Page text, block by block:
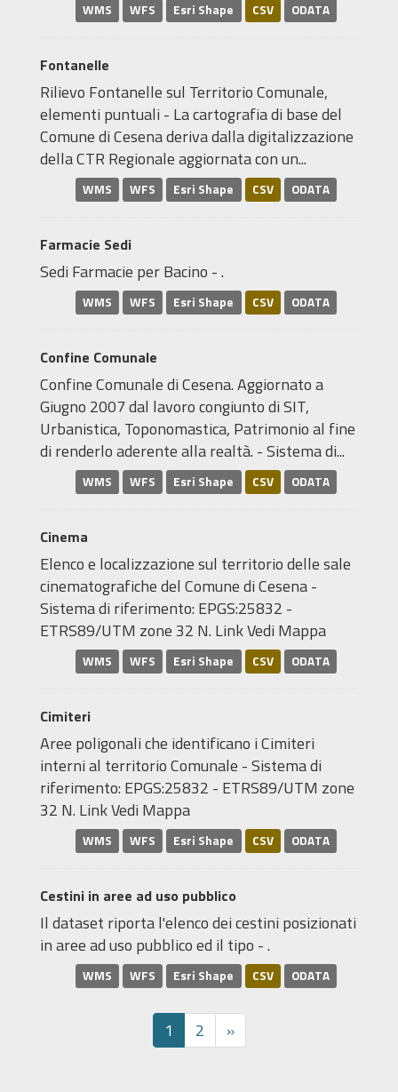
WMS WFS Esri Shape CSV ODATA
Fontanelle
Rilievo Fontanelle sul Territorio Comunale,
elementi puntuali - La cartografia di base del
Comune di Cesena deriva dalla digitalizzazione
della CTR Regionale aggiornata con un...
WMS WFS Esri Shape CSV ODATA
Farmacie Sedi
Sedi Farmacie per Bacino - .
WMS WFS Esri Shape CSV ODATA
Confine Comunale
Confine Comunale di Cesena. Aggiornato a
Giugno 2007 dal lavoro congiunto di SIT,
Urbanistica, Toponomastica, Patrimonio al fine
di renderlo aderente alla realtà. - Sistema di...
WMS WFS Esri Shape CSV ODATA
Cinema
Elenco e localizzazione sul territorio delle sale
cinematografiche del Comune di Cesena -
Sistema di riferimento: EPGS:25832 -
ETRS89/UTM zone 32 N. Link Vedi Mappa
WMS WFS Esri Shape CSV ODATA
Cimiteri
Aree poligonali che identificano i Cimiteri
interni al territorio Comunale - Sistema di
riferimento: EPGS:25832 - ETRS89/UTM zone
32 N. Link Vedi Mappa
WMS WFS Esri Shape CSV ODATA
Cestini in aree ad uso pubblico
Il dataset riporta l'elenco dei cestini posizionati
in aree ad uso pubblico ed il tipo - .
WMS WFS Esri Shape CSV ODATA
1 2 »